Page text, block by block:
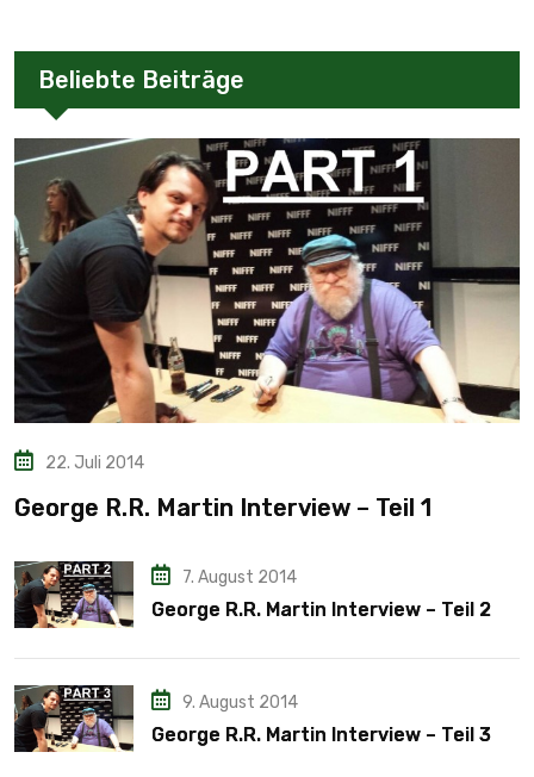
Beliebte Beiträge
22. Juli 2014
George R.R. Martin Interview – Teil 1
7. August 2014
George R.R. Martin Interview – Teil 2
9. August 2014
George R.R. Martin Interview – Teil 3